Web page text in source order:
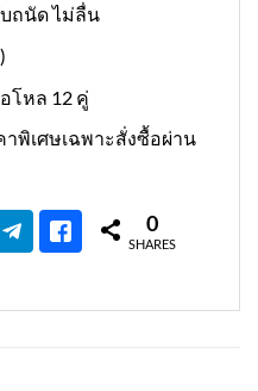
ถนัด ไม่ลื่น
โหล 12 คู่
พิเศษเฉพาะสั่งซื้อผ่าน
0
SHARES